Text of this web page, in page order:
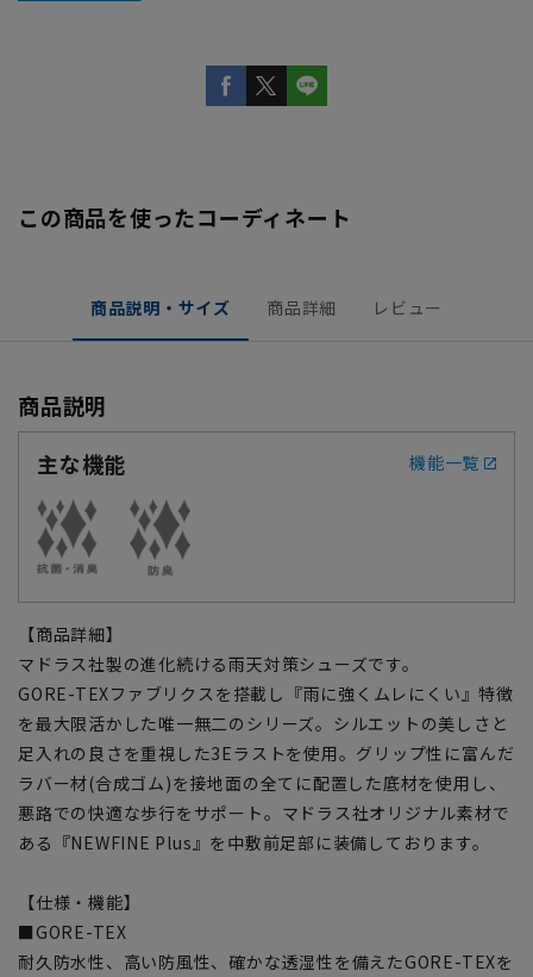
この商品を使ったコーディネート
商品説明・サイズ 商品詳細 レビュー
商品説明
主な機能
機能一覧
【商品詳細】
マドラス社製の進化続ける雨天対策シューズです。
GORE-TEXファブリクスを搭載し『雨に強くムレにくい』特徴
を最大限活かした唯一無二のシリーズ。シルエットの美しさと
足入れの良さを重視した3Eラストを使用。グリップ性に富んだ
ラバー材(合成ゴム)を接地面の全てに配置した底材を使用し、
悪路での快適な歩行をサポート。マドラス社オリジナル素材で
ある『NEWFINE Plus』を中敷前足部に装備しております。
【仕様・機能】
■GORE-TEX
耐久防水性、高い防風性、確かな透湿性を備えたGORE-TEXを